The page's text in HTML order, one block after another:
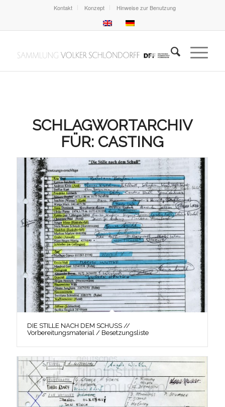
Kontakt Konzept Hinweise zur Benutzung
SCHLAGWORTARCHIV
FÜR: CASTING
DIE STILLE NACH DEM SCHUSS //
Vorbereitungsmaterial / Besetzungsliste